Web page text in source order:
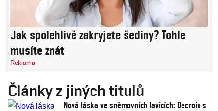
Jak spolehlivě zakryjete šediny? Tohle
musíte znát
Reklama
Články z jiných titulů
Nová láska ve sněmovních lavicích: Decroix s